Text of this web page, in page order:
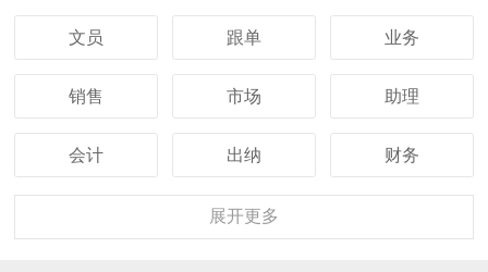
文员 跟单 业务
销售 市场 助理
会计 出纳 财务
行政
展开更多